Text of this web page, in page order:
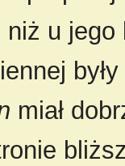
niż u
miał